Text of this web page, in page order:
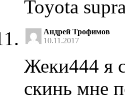
Toyota
Андрей Трофимов
10.11.2017
Жеки444 я
скинь мне